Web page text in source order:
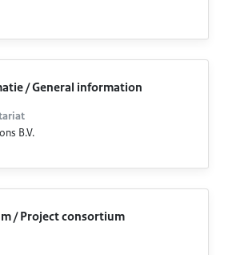
/ General information
B.V.
/ Project consortium